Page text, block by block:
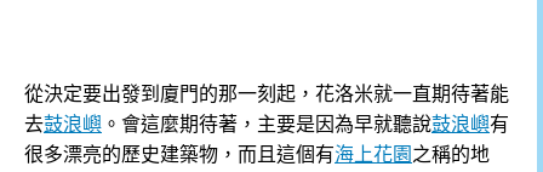
從決定要出發到廈門的那一刻起，花洛米就一直期待著能
去鼓浪嶼 。會這麼期待著，主要是因為早就聽說鼓浪嶼有
很多漂亮的歷史建築物，而且這個有海上花園 之稱的地